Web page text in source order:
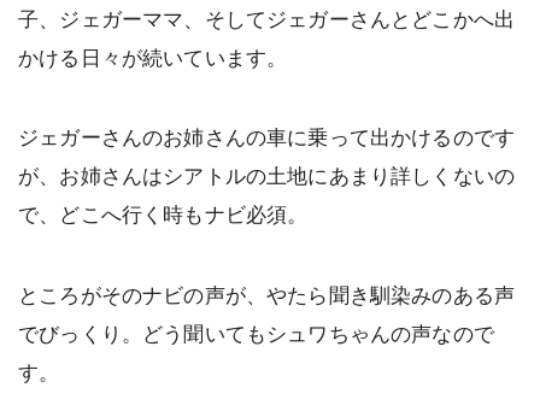
子、ジェガーママ、そしてジェガーさんとどこかへ出
かける日々が続いています。
ジェガーさんのお姉さんの車に乗って出かけるのです
が、お姉さんはシアトルの土地にあまり詳しくないの
で、どこへ行く時もナビ必須。
ところがそのナビの声が、やたら聞き馴染みのある声
でびっくり。どう聞いてもシュワちゃんの声なので
す。